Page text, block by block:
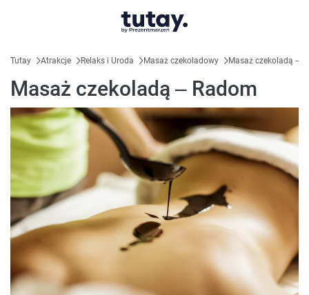
Tutay Atrakcje Relaks i Uroda Masaż czekoladowy Masaż czekoladą –
Masaż czekoladą – Radom